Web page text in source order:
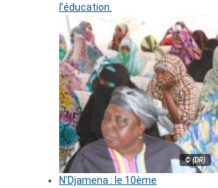
l’éducation.
© (DR)
N’Djamena : le 10ème